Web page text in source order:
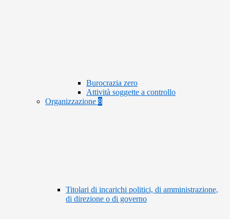
Burocrazia zero
Attività soggette a controllo
Organizzazione 8
Titolari di incarichi politici, di amministrazione,
di direzione o di governo